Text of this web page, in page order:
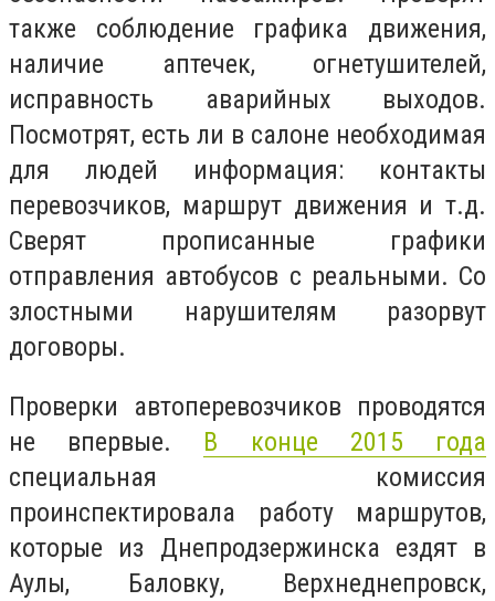
также соблюдение графика движения,
наличие аптечек, огнетушителей,
исправность аварийных выходов.
Посмотрят, есть ли в салоне необходимая
для людей информация: контакты
перевозчиков, маршрут движения и т.д.
Сверят прописанные графики
отправления автобусов с реальными. Со
злостными нарушителям разорвут
договоры.
Проверки автоперевозчиков проводятся
не впервые. В конце 2015 года
специальная комиссия
проинспектировала работу маршрутов,
которые из Днепродзержинска ездят в
Аулы, Баловку, Верхнеднепровск,